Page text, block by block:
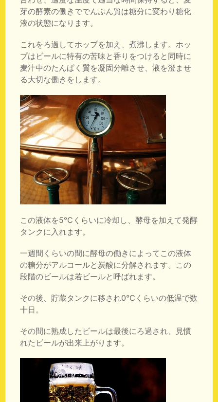
芽の酵素の働きででんぷん質は糖分に変わり糖化
液の状態になります。
これをろ過してホップを加え、煮沸します。ホッ
プはビールに特有の苦味と香りをつけると同時に
麦汁中のたんぱく質を凝固分離させ、液を澄ませ
る大切な働きをします。
この液体を5℃くらいに冷却し、酵母を加えて発酵
タンクに入れます。
一週間くらいの間に酵母の働きによってこの液体
の糖分がアルコールと炭酸に分解されます。この
段階のビールは若ビールと呼ばれます。
その後、貯蔵タンクに移され0℃くらいの低温で数
十日。
その間に熟成したビールは最後にろ過され、見慣
れたビールが出来上がります。